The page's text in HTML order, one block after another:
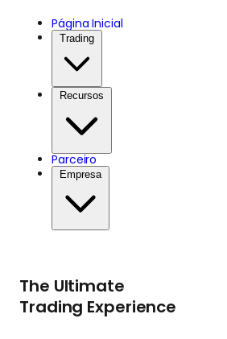
Página Inicial
Trading
Recursos
Parceiro
Empresa
The Ultimate
Trading Experience